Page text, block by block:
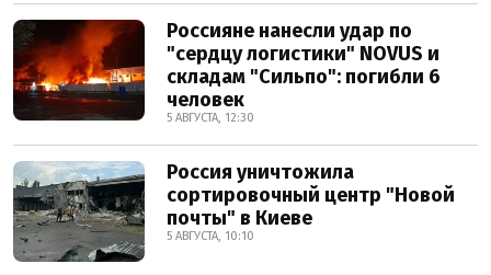
Россияне нанесли удар по
"сердцу логистики" NOVUS и
складам "Сильпо": погибли 6
человек
5 АВГУСТА, 12:30
Россия уничтожила
сортировочный центр "Новой
почты" в Киеве
5 АВГУСТА, 10:10